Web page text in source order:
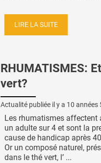
LIRE LA SUITE
RHUMATISMES:
vert?
Actualité publiée il y a 10 années
Les rhumatismes affectent
un adulte sur 4 et sont la
cause de handicap après
Or un composé naturel,
dans le thé vert, l’ ...